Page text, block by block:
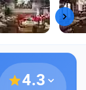
4.3